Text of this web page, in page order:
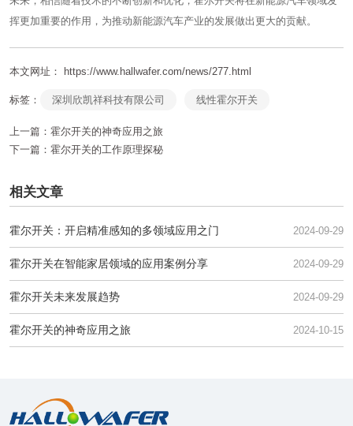
挥更加重要的作用，为推动新能源汽车产业的发展做出更大的贡献。
本文网址： https://www.hallwafer.com/news/277.html
标签： 深圳欣凯祥科技有限公司 线性霍尔开关
上一篇： 霍尔开关的神奇应用之旅
下一篇： 霍尔开关的工作原理探秘
相关文章
2024-09-29
霍尔开关：开启精准感知的多领域应用之门
2024-09-29
霍尔开关在智能家居领域的应用案例分享
2024-09-29
霍尔开关未来发展趋势
2024-10-15
霍尔开关的神奇应用之旅